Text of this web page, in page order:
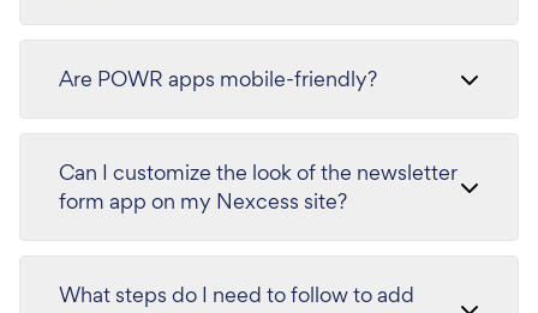
Are POWR apps mobile-friendly?
Can I customize the look of the newsletter
form app on my Nexcess site?
What steps do I need to follow to add